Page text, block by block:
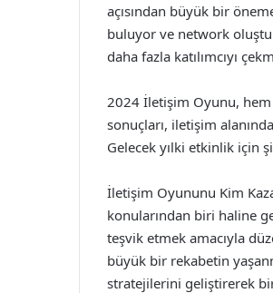
açısından büyük bir
buluyor ve network
daha fazla katılımcıyı
2024 İletişim Oyunu, hem
sonuçları, iletişim
Gelecek yılki etkinlik için
İletişim Oyununu Kim
konularından biri haline
teşvik etmek amacıyla
büyük bir rekabetin
stratejilerini geliştirerek